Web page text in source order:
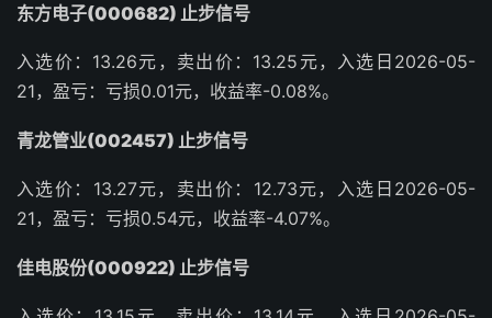
东方电子(000682) 止步信号
入选价：13.26元，卖出价：13.25元，入选日2026-05-
21，盈亏：亏损0.01元，收益率-0.08%。
青龙管业(002457) 止步信号
入选价：13.27元，卖出价：12.73元，入选日2026-05-
21，盈亏：亏损0.54元，收益率-4.07%。
佳电股份(000922) 止步信号